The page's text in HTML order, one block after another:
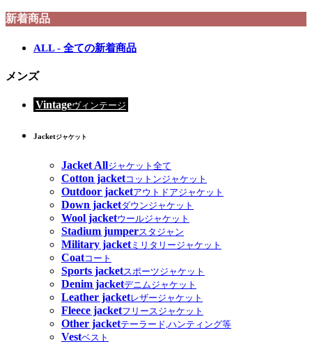
新着商品
ALL - 全ての新着商品
メンズ
Vintageヴィンテージ
Jacketジャケット
Jacket Allジャケット全て
Cotton jacketコットンジャケット
Outdoor jacketアウトドアジャケット
Down jacketダウンジャケット
Wool jacketウールジャケット
Stadium jumperスタジャン
Military jacketミリタリージャケット
Coatコート
Sports jacketスポーツジャケット
Denim jacketデニムジャケット
Leather jacketレザージャケット
Fleece jacketフリースジャケット
Other jacketテーラード,ハンティング等
Vestベスト